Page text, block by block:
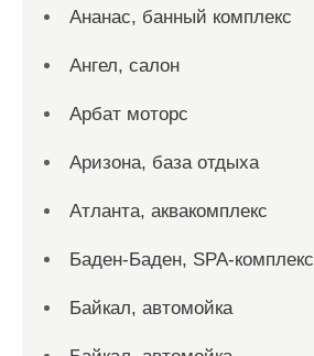
Ананас, банный комплекс
Ангел, салон
Арбат моторс
Аризона, база отдыха
Атланта, аквакомплекс
Баден-Баден, SPA-комплекс
Байкал, автомойка